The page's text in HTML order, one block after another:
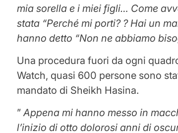
mia sorella e i miei figli… Come
stata “Perché mi porti? ? Hai un
hanno detto “Non ne abbiamo
Una procedura fuori da ogni
Watch, quasi 600 persone sono
mandato di Sheikh Hasina.
”Appena mi hanno messo in
l’inizio di otto dolorosi anni di